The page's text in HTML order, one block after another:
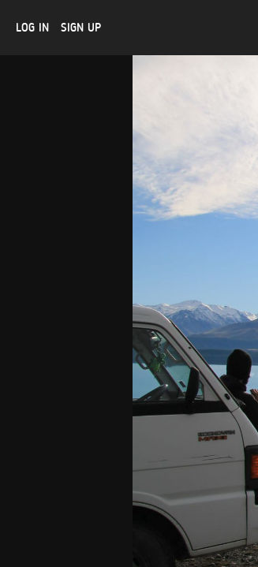
LOG IN SIGN UP